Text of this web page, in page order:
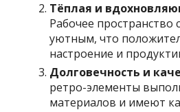
Тёплая и
Рабочее пространство
уютным, что
настроение и
Долговечность и
ретро-элементы
материалов и имеют